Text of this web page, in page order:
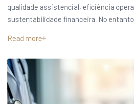
qualidade assistencial, eficiência
sustentabilidade financeira. No
Read more